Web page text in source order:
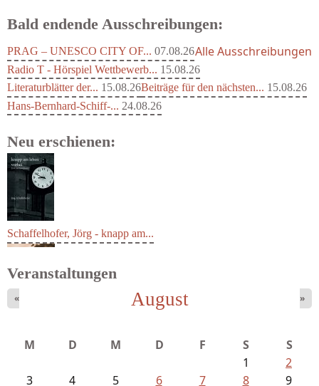
Bald endende Ausschreibungen:
PRAG – UNESCO CITY OF... 07.08.26
Radio T - Hörspiel Wettbewerb... 15.08.26
Literaturblätter der... 15.08.26Beiträge für den nächsten... 15.08.26
Hans-Bernhard-Schiff-... 24.08.26
Alle Ausschreibungen
Neu erschienen:
Schaffelhofer, Jörg - knapp am...
Veranstaltungen
August
« »
M D M D F S
S
1
2
3
4 5 6 7 8 9